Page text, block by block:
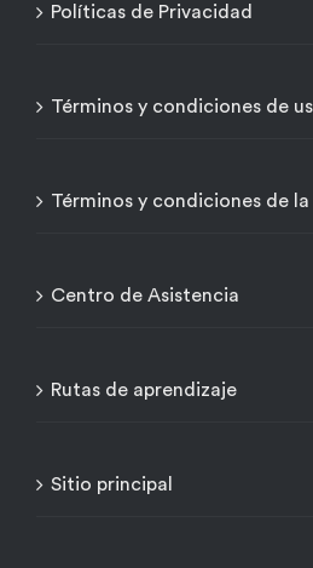
Políticas de Privacidad
Términos y condiciones de
Términos y condiciones de
Centro de Asistencia
Rutas de aprendizaje
Sitio principal